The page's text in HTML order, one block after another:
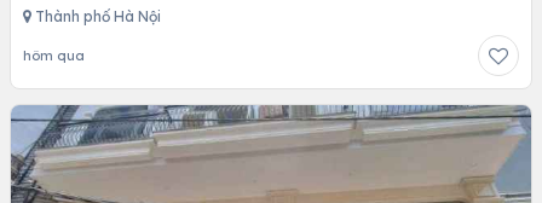
Thành phố Hà Nội
hôm qua